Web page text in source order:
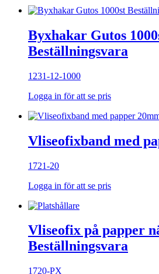
Byxhakar Gutos
Beställningsvara
1231-12-1000
Logga in för att se pris
Vliseofixband med
1721-20
Logga in för att se pris
Vliseofix på papper
Beställningsvara
1720-PX